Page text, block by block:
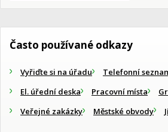
Často používané odkazy
Vyřiďte si na úřadu
Telefonní
El. úřední deska
Pracovní místa
Veřejné zakázky
Městské obvody